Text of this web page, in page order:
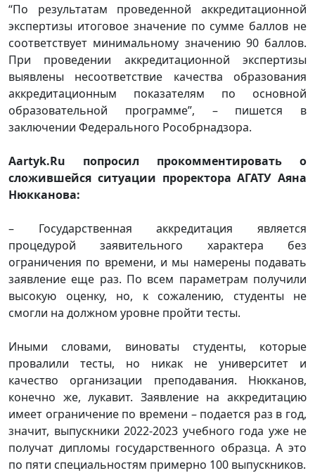
“По результатам проведенной аккредитационной
экспертизы итоговое значение по сумме баллов не
соответствует минимальному значению 90 баллов.
При проведении аккредитационной экспертизы
выявлены несоответствие качества образования
аккредитационным показателям по основной
образовательной программе”, – пишется в
заключении Федерального Рособрнадзора.
Aartyk.Ru попросил прокомментировать о
сложившейся ситуации проректора АГАТУ Аяна
Нюкканова:
– Государственная аккредитация является
процедурой заявительного характера без
ограничения по времени, и мы намерены подавать
заявление еще раз. По всем параметрам получили
высокую оценку, но, к сожалению, студенты не
смогли на должном уровне пройти тесты.
Иными словами, виноваты студенты, которые
провалили тесты, но никак не университет и
качество организации преподавания. Нюкканов,
конечно же, лукавит. Заявление на аккредитацию
имеет ограничение по времени – подается раз в год,
значит, выпускники 2022-2023 учебного года уже не
получат дипломы государственного образца. А это
по пяти специальностям примерно 100 выпускников.